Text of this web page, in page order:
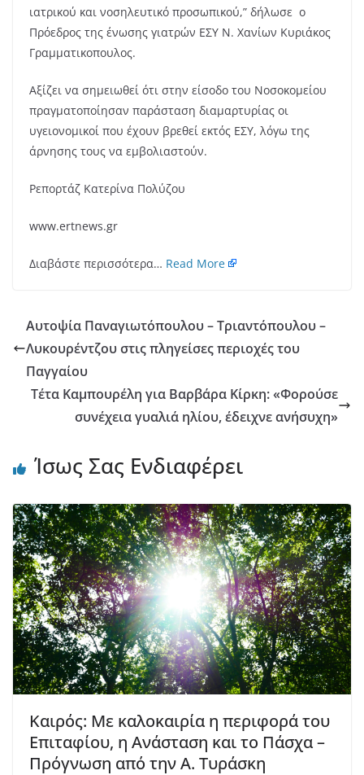
ιατρικού και νοσηλευτικό προσωπικού,” δήλωσε ο
Πρόεδρος της ένωσης γιατρών ΕΣΥ Ν. Χανίων Κυριάκος
Γραμματικοπουλος.
Αξίζει να σημειωθεί ότι στην είσοδο του Νοσοκομείου
πραγματοποίησαν παράσταση διαμαρτυρίας οι
υγειονομικοί που έχουν βρεθεί εκτός ΕΣΥ, λόγω της
άρνησης τους να εμβολιαστούν.
Ρεπορτάζ Κατερίνα Πολύζου
www.ertnews.gr
Διαβάστε περισσότερα… Read More
Αυτοψία Παναγιωτόπουλου – Τριαντόπουλου –
Λυκουρέντζου στις πληγείσες περιοχές του
Παγγαίου
Τέτα Καμπουρέλη για Βαρβάρα Κίρκη: «Φορούσε
συνέχεια γυαλιά ηλίου, έδειχνε ανήσυχη»
Ίσως Σας Ενδιαφέρει
Καιρός: Με καλοκαιρία η περιφορά του
Επιταφίου, η Ανάσταση και το Πάσχα –
Πρόγνωση από την Α. Τυράσκη